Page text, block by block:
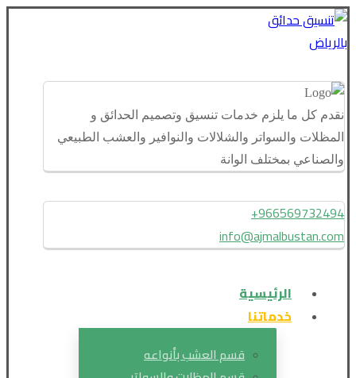
نقدم كل ما يلزم خدمات تنسيق وتصميم الحدائق و
المظلات والسواتر والشلالات والنوافير والعشب الطبيعي
والصناعي بمختلف الوانة
966569732494+
info@ajmalbustan.com
الرئيسية
خدماتنا
قسم العشب بأنواعه